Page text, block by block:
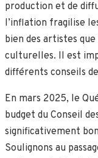
production et de
l’inflation fragilise
bien des artistes
culturelles. Il est
différents conseils
En mars 2025, le
budget du Conseil
significativement
Soulignons au